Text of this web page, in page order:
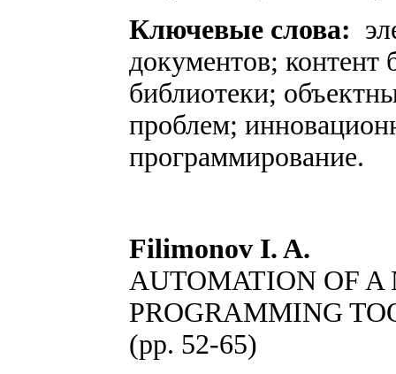
Ключевые слова:
документов; контент
библиотеки;
проблем;
программирование.
Filimonov I. A.
AUTOMATION OF A
PROGRAMMING
(pp. 52-65)